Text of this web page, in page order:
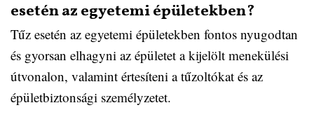
esetén az egyetemi épületekben?
Tűz esetén az egyetemi épületekben fontos nyugodtan
és gyorsan elhagyni az épületet a kijelölt menekülési
útvonalon, valamint értesíteni a tűzoltókat és az
épületbiztonsági személyzetet.